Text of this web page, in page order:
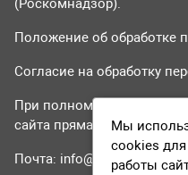
(Роскомнадзор).
Положение об обработке
Согласие на обработку
При полном или
сайта прямая
Почта: info@tvr24.tv
Мы
cookies
работы